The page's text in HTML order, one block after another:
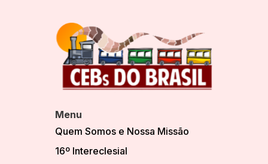
Menu
Quem Somos e Nossa Missão
16º Intereclesial